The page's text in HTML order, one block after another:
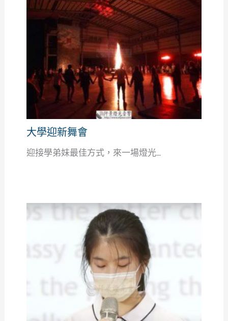
大學迎新舞會
迎接學弟妹最佳方式，來一場燈光...